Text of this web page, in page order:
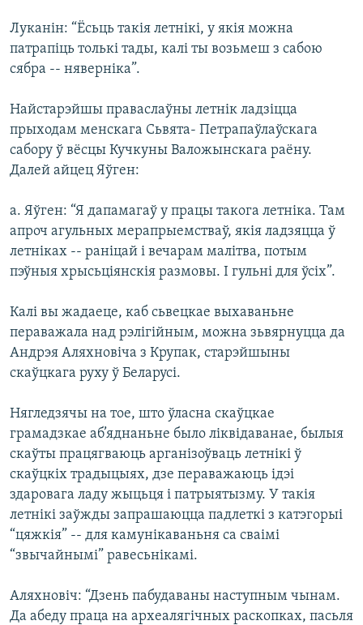
Луканін: “Ёсьць такія летнікі, у якія можна
патрапіць толькі тады, калі ты возьмеш з сабою
сябра -- няверніка”.
Найстарэйшы праваслаўны летнік ладзіцца
прыходам менскага Сьвята- Петрапаўлаўскага
сабору ў вёсцы Кучкуны Валожынскага раёну.
Далей айцец Яўген:
а. Яўген: “Я дапамагаў у працы такога летніка. Там
апроч агульных мерапрыемстваў, якія ладзяцца ў
летніках -- раніцай і вечарам малітва, потым
пэўныя хрысьціянскія размовы. І гульні для ўсіх”.
Калі вы жадаеце, каб сьвецкае выхаваньне
пераважала над рэлігійным, можна зьвярнуцца да
Андрэя Аляхновіча з Крупак, старэйшыны
скаўцкага руху ў Беларусі.
Нягледзячы на тое, што ўласна скаўцкае
грамадзкае аб’яднаньне было ліквідаванае, былыя
скаўты працягваюць арганізоўваць летнікі ў
скаўцкіх традыцыях, дзе пераважаюць ідэі
здаровага ладу жыцьця і патрыятызму. У такія
летнікі заўжды запрашаюцца падлеткі з катэгорыі
“цяжкія” -- для камунікаваньня са сваімі
“звычайнымі” равесьнікамі.
Аляхновіч: “Дзень пабудаваны наступным чынам.
Да абеду праца на археалягічных раскопках, пасьля